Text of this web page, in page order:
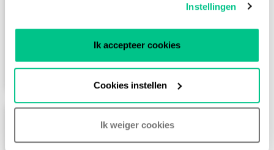
Instellingen
Ik accepteer cookies
Cookies instellen
Ik weiger cookies
aangesloten netwerken en toonaangevende
internetknooppunten in Kopenhagen, Frankfurt,
Dusseldorf, Brussel, Parijs, Marseille en Londen.